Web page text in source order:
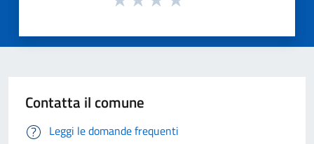
Contatta il comune
Leggi le domande frequenti